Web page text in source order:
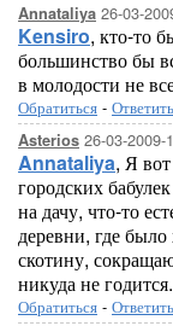
Annataliya 26-03-
Kensiro, кто-то
большинство бы
в молодости не
Обратиться - Ответить
Asterios 26-03-2009-
Annataliya, Я
городских
на дачу, что-то
деревни, где
скотину,
никуда не годится.
Обратиться - Ответить